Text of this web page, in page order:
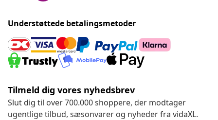
Understøttede betalingsmetoder
Tilmeld dig vores nyhedsbrev
Slut dig til over 700.000 shoppere, der modtager
ugentlige tilbud, sæsonvarer og nyheder fra vidaXL.